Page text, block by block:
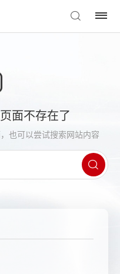
面不存在了
也可以尝试搜索网站内容